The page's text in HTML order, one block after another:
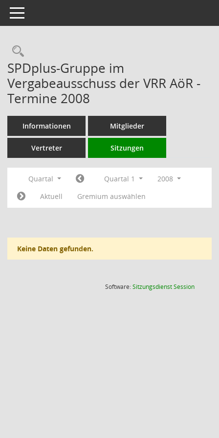
Toggle navigation
Rechercheauswahl
SPDplus-Gruppe im
Vergabeausschuss der VRR AöR -
Termine 2008
Informationen Mitglieder
Vertreter Sitzungen
Quartal Quartal 1
2008
Aktuell
Gremium auswählen
Keine Daten gefunden.
Software:SitzungsdienstSession(Wird in